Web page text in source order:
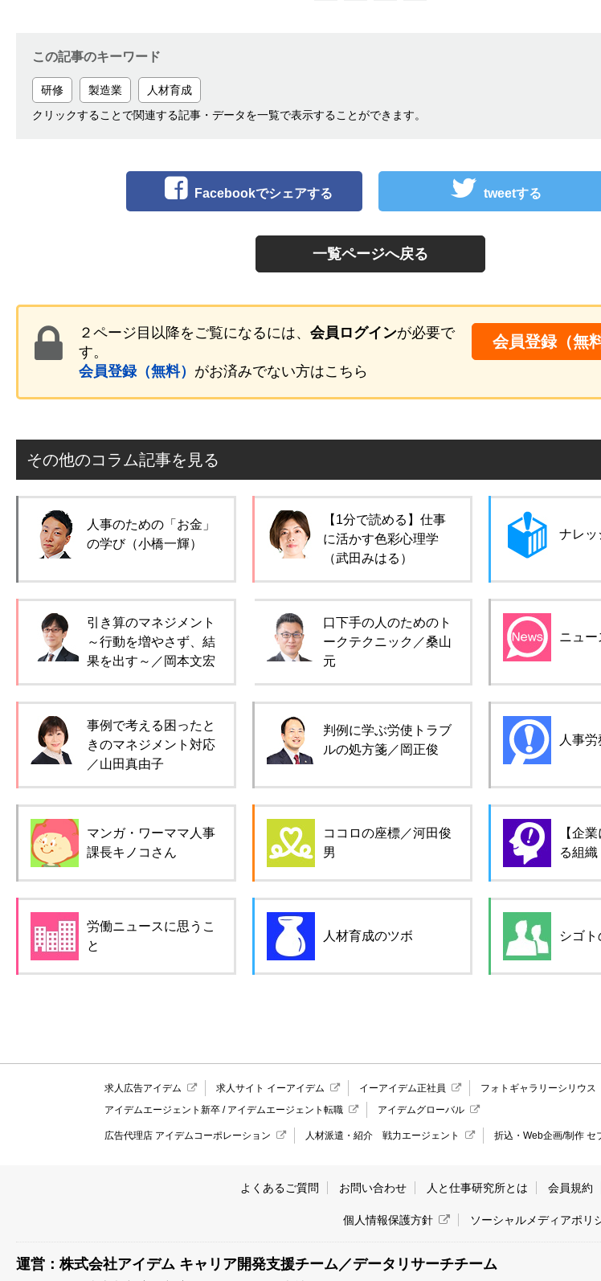
この記事のキーワード
研修 製造業
人材育成
クリックすることで関連する記事・データを一覧で表示することができます。
Facebookでシェアする tweetする
一覧ページへ戻る
２ページ目以降をご覧になるには、 会員ログインが必要で
す。
会員登録（無料） がお済みでない方はこちら
会員登録（無
その他のコラム記事を見る
人事のための「お金」
の学び（小橋一輝）
【1分で読める】仕事
に活かす色彩心理学
（武田みはる）
ナレッ
引き算のマネジメント
～行動を増やさず、結
果を出す～／岡本文宏
口下手の人のためのト
ークテクニック／桑山
元
ニュ
事例で考える困ったと
きのマネジメント対応
／山田真由子
判例に学ぶ労使トラブ
ルの処方箋／岡正俊
人事
マンガ・ワーママ人事
課長キノコさん
ココロの座標／河田俊
男
【企
る組織
労働ニュースに思うこ
と
人材育成のツボ シゴ
求人広告アイデム 求人サイト イーアイデム イーアイデム正社員 フォトギャラリーシリウス
アイデムエージェント新卒 / アイデムエージェント転職 アイデムグローバル
広告代理店 アイデムコーポレーション 人材派遣・紹介 戦力エージェント 折込・Web企画/制作 セ
よくあるご質問 お問い合わせ 人と仕事研究所とは 会員規約
個人情報保護方針 ソーシャルメディアポリ
運営：株式会社アイデム キャリア開発支援チーム／データリサーチチーム